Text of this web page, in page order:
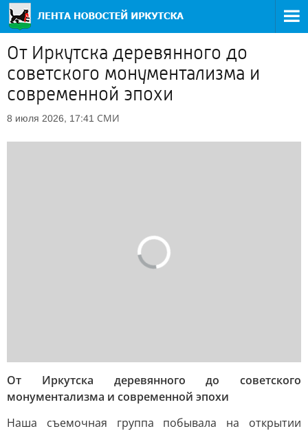
От Иркутска деревянного до
советского монументализма и
современной эпохи
8 июля 2026, 17:41 СМИ
От Иркутска деревянного до советского
монументализма и современной эпохи
Наша съемочная группа побывала на открытии